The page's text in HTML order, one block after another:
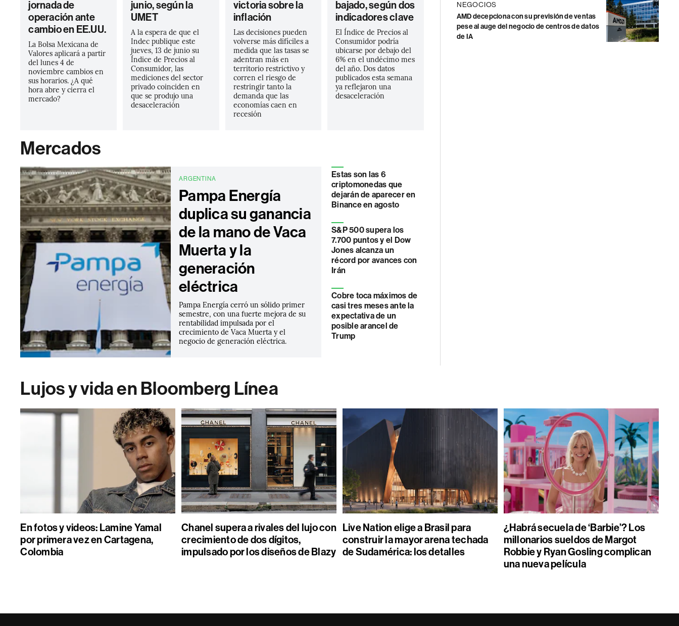
jornada de
operación ante
cambio en EE.UU.
La Bolsa Mexicana de
Valores aplicará a partir
del lunes 4 de
noviembre cambios en
sus horarios. ¿A qué
hora abre y cierra el
mercado?
junio, según la
UMET
A la espera de que el
Indec publique este
jueves, 13 de junio su
Índice de Precios al
Consumidor, las
mediciones del sector
privado coinciden en
que se produjo una
desaceleración
victoria sobre la
inflación
Las decisiones pueden
volverse más difíciles a
medida que las tasas se
adentran más en
territorio restrictivo y
corren el riesgo de
restringir tanto la
demanda que las
economías caen en
recesión
bajado, según dos
indicadores clave
El Índice de Precios al
Consumidor podría
ubicarse por debajo del
6% en el undécimo mes
del año. Dos datos
publicados esta semana
ya reflejaron una
desaceleración
Mercados
ARGENTINA
Pampa Energía
duplica su ganancia
de la mano de Vaca
Muerta y la
generación
eléctrica
Pampa Energía cerró un sólido primer
semestre, con una fuerte mejora de su
rentabilidad impulsada por el
crecimiento de Vaca Muerta y el
negocio de generación eléctrica.
Estas son las 6
criptomonedas que
dejarán de aparecer en
Binance en agosto
S&P 500 supera los
7.700 puntos y el Dow
Jones alcanza un
récord por avances con
Irán
Cobre toca máximos de
casi tres meses ante la
expectativa de un
posible arancel de
Trump
NEGOCIOS
AMD decepciona con su previsión de ventas
pese al auge del negocio de centros de datos
de IA
Lujos y vida en Bloomberg Línea
En fotos y videos: Lamine Yamal
por primera vez en Cartagena,
Colombia
Chanel supera a rivales del lujo con
crecimiento de dos dígitos,
impulsado por los diseños de Blazy
Live Nation elige a Brasil para
construir la mayor arena techada
de Sudamérica: los detalles
¿Habrá secuela de ‘Barbie’? Los
millonarios sueldos de Margot
Robbie y Ryan Gosling complican
una nueva película